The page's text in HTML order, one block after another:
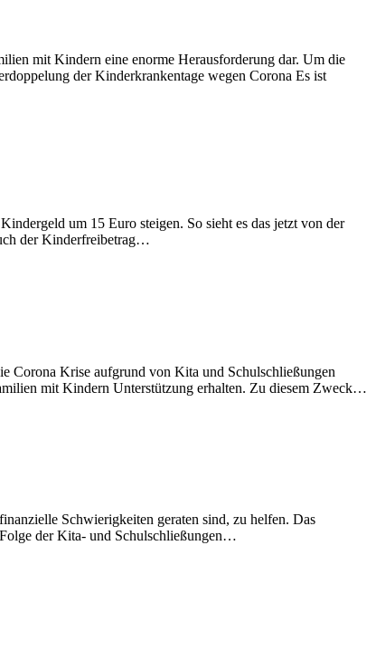
mit Kindern eine enorme Herausforderung dar. Um die
der Kinderkrankentage wegen Corona Es ist
um 15 Euro steigen. So sieht es das jetzt von der
der Kinderfreibetrag…
Corona Krise aufgrund von Kita und Schulschließungen
mit Kindern Unterstützung erhalten. Zu diesem Zweck…
Schwierigkeiten geraten sind, zu helfen. Das
der Kita- und Schulschließungen…